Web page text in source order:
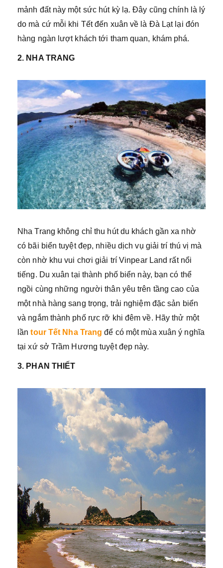
mảnh đất này một sức hút kỳ lạ. Đây cũng chính là lý
do mà cứ mỗi khi Tết đến xuân về là Đà Lạt lại đón
hàng ngàn lượt khách tới tham quan, khám phá.
2. NHA TRANG
Nha Trang không chỉ thu hút du khách gần xa nhờ
có bãi biển tuyệt đẹp, nhiều dịch vụ giải trí thú vị mà
còn nhờ khu vui chơi giải trí Vinpear Land rất nổi
tiếng. Du xuân tại thành phố biển này, bạn có thể
ngồi cùng những người thân yêu trên tầng cao của
một nhà hàng sang trọng, trải nghiệm đặc sản biển
và ngắm thành phố rực rỡ khi đêm về. Hãy thử một
lầntour Tết Nha Trang để có một mùa xuân ý nghĩa
tại xứ sở Trầm Hương tuyệt đẹp này.
3. PHAN THIẾT